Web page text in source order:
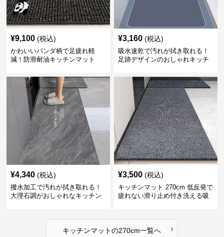
¥9,100 (税込)
かわいいパンダ柄で足疲れ軽
減！防滑耐油キッチンマット
¥3,160 (税込)
吸水速乾で汚れが拭き取れる！
足跡デザインのおしゃれキッチ
¥4,340 (税込)
撥水加工で汚れが拭き取れる！
大理石調がおしゃれなキッチン
¥3,500 (税込)
キッチンマット 270cm 低反発で
疲れない滑り止め付き洗える吸
キッチンマットの270cm一覧へ ›